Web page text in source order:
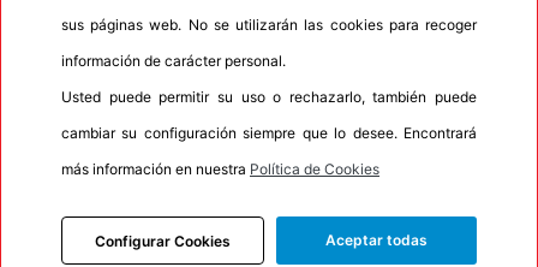
Horario de Cierre: 23:59
talleres son centros de montaje, no de recogida. Si
escoge uno de ellos como dirección entrega esta
acción lleva implícita el servicio de montaje de sus
ser entregado.
sus páginas web. No se utilizarán las cookies para recoger
información de carácter personal.
Usted puede permitir su uso o rechazarlo, también puede
cambiar su configuración siempre que lo desee. Encontrará
más información en nuestra Política de Cookies
Configurar Cookies Aceptar todas